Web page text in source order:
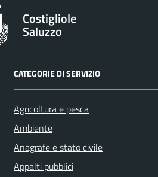
Costigliole
Saluzzo
CATEGORIE DI SERVIZIO
Agricoltura e pesca
Ambiente
Anagrafe e stato civile
Appalti pubblici